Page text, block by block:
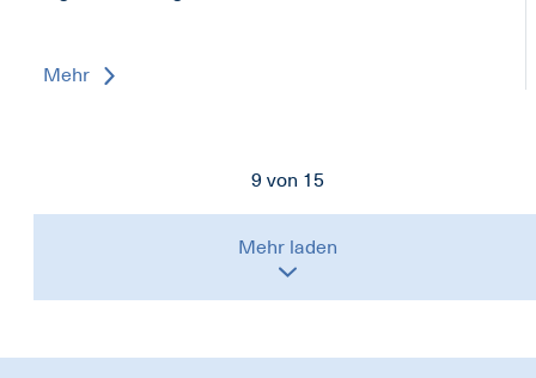
Mehr
9 von 15
Mehr laden